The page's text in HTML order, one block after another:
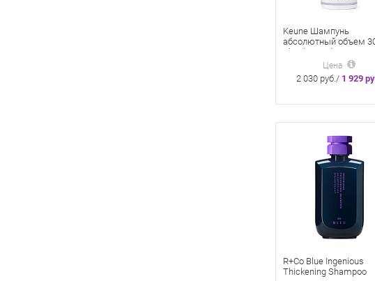
Keune Шампунь
абсолютный объем
Absolute Volume
Цена
2 030 руб./ 1 929
R+Co Blue Ingenious
Thickening Shampoo